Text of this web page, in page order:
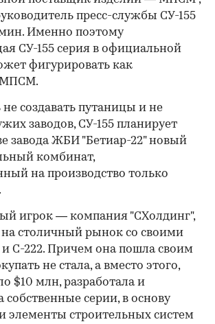
пресс-службы СУ-155
Именно поэтому
СУ-155 серия в официальной
фигурировать как
МПСМ.
создавать путаницы и не
заводов, СУ-155 планирует
завода ЖБИ "Бетиар-22" новый
комбинат,
на производство только
игрок — компания "СХолдинг",
на столичный рынок со своими
и С-222. Причем она пошла своим
не стала, а вместо этого,
$10 млн, разработала и
собственные серии, в основу
элементы строительных систем